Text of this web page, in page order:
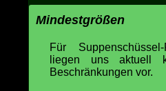
Mindestgrößen
Für Suppenschüssel-
liegen uns aktuell
Beschränkungen vor.